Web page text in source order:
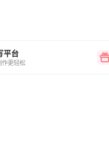
平台
作更轻松